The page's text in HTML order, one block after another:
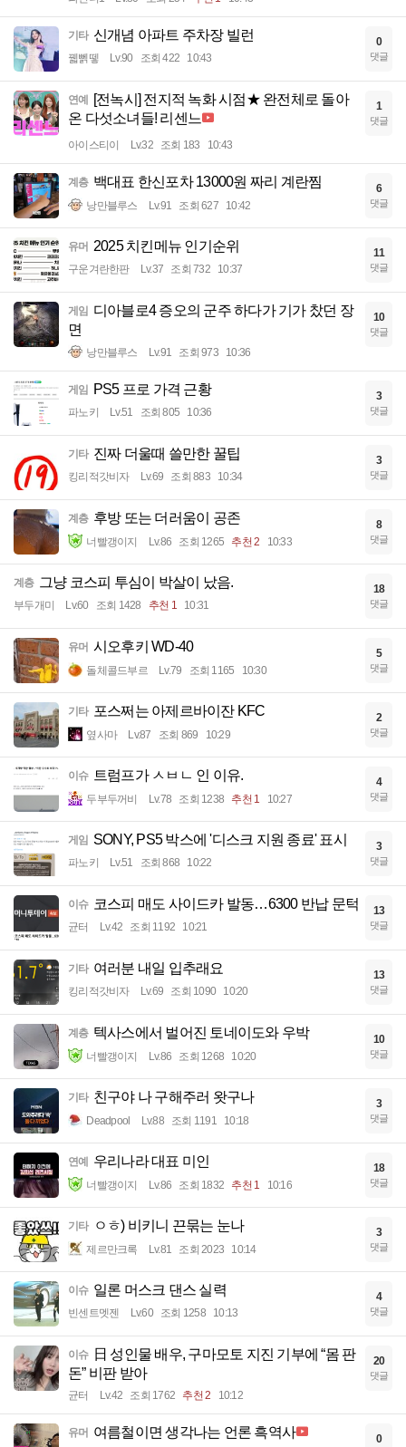
기타 신개념 아파트 주차장 빌런
꿻뻵뗗 Lv.90 조회 422 10:43
0
댓글
연예
[전녹시] 전지적 녹화 시점★ 완전체로 돌아
온 다섯소녀들! 리센느
아이스티이 Lv.32 조회 183 10:43
1
댓글
계층 백대표 한신포차 13000원 짜리 계란찜
낭만블루스 Lv.91 조회 627 10:42
6
댓글
유머 2025 치킨메뉴 인기순위
구운겨란한판 Lv.37 조회 732 10:37
11
댓글
게임
디아블로4 증오의 군주 하다가 기가 찼던 장
면
낭만블루스 Lv.91 조회 973 10:36
10
댓글
게임 PS5 프로 가격 근황
파노키 Lv.51 조회 805 10:36
3
댓글
기타 진짜 더울때 쓸만한 꿀팁
킹리적갓비자 Lv.69 조회 883 10:34
3
댓글
계층 후방 또는 더러움이 공존
너빨갱이지 Lv.86 조회 1265 추천 2 10:33
8
댓글
계층 그냥 코스피 투심이 박살이 났음.
부두개미 Lv.60 조회 1428 추천 1 10:31
18
댓글
유머 시오후키 WD-40
돌체콜드부르 Lv.79 조회 1165 10:30
5
댓글
기타 포스쩌는 아제르바이잔 KFC
옆사마 Lv.87 조회 869 10:29
2
댓글
이슈 트럼프가 ㅅㅂㄴ 인 이유.
두부두꺼비 Lv.78 조회 1238 추천 1 10:27
4
댓글
게임 SONY, PS5 박스에 '디스크 지원 종료' 표시
파노키 Lv.51 조회 868 10:22
3
댓글
이슈 코스피 매도 사이드카 발동…6300 반납 문턱
균터 Lv.42 조회 1192 10:21
13
댓글
기타 여러분 내일 입추래요
킹리적갓비자 Lv.69 조회 1090 10:20
13
댓글
계층 텍사스에서 벌어진 토네이도와 우박
너빨갱이지 Lv.86 조회 1268 10:20
10
댓글
기타 친구야 나 구해주러 왓구나
Deadpool Lv.88 조회 1191 10:18
3
댓글
연예 우리나라 대표 미인
너빨갱이지 Lv.86 조회 1832 추천 1 10:16
18
댓글
기타 ㅇㅎ) 비키니 끈묶는 눈나
제르만크록 Lv.81 조회 2023 10:14
3
댓글
이슈 일론 머스크 댄스 실력
빈센트멧젠 Lv.60 조회 1258 10:13
4
댓글
이슈
日 성인물 배우, 구마모토 지진 기부에 “몸 판
돈” 비판 받아
균터 Lv.42 조회 1762 추천 2 10:12
20
댓글
유머 여름철이면 생각나는 언론 흑역사 0